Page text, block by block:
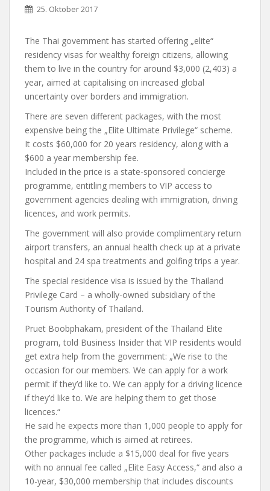
25. Oktober 2017
The Thai government has started offering „elite“
residency visas for wealthy foreign citizens, allowing
them to live in the country for around $3,000 (2,403) a
year, aimed at capitalising on increased global
uncertainty over borders and immigration.
There are seven different packages, with the most
expensive being the „Elite Ultimate Privilege“ scheme.
It costs $60,000 for 20 years residency, along with a
$600 a year membership fee.
Included in the price is a state-sponsored concierge
programme, entitling members to VIP access to
government agencies dealing with immigration, driving
licences, and work permits.
The government will also provide complimentary return
airport transfers, an annual health check up at a private
hospital and 24 spa treatments and golfing trips a year.
The special residence visa is issued by the Thailand
Privilege Card – a wholly-owned subsidiary of the
Tourism Authority of Thailand.
Pruet Boobphakam, president of the Thailand Elite
program, told Business Insider that VIP residents would
get extra help from the government: „We rise to the
occasion for our members. We can apply for a work
permit if they’d like to. We can apply for a driving licence
if they’d like to. We are helping them to get those
licences.“
He said he expects more than 1,000 people to apply for
the programme, which is aimed at retirees.
Other packages include a $15,000 deal for five years
with no annual fee called „Elite Easy Access,“ and also a
10-year, $30,000 membership that includes discounts